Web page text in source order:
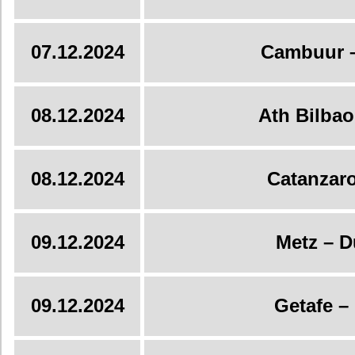
07.12.2024 Cambuur
08.12.2024 Ath
08.12.2024
09.12.2024 Metz –
09.12.2024 Getafe